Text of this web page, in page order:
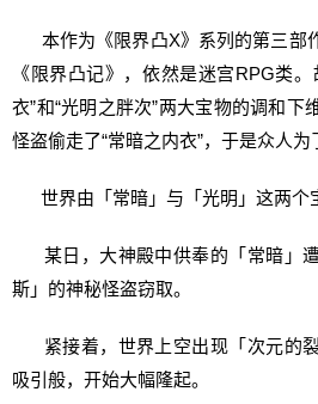
本作为《限界凸X》系列的第三部
《限界凸记》，依然是迷宫RPG类
衣”和“光明之胖次”两大宝物的调和下
怪盗偷走了“常暗之内衣”，于是众人为
世界由「常暗」与「光明」这两个
某日，大神殿中供奉的「常暗」
斯」的神秘怪盗窃取。
紧接着，世界上空出现「次元的
吸引般，开始大幅隆起。